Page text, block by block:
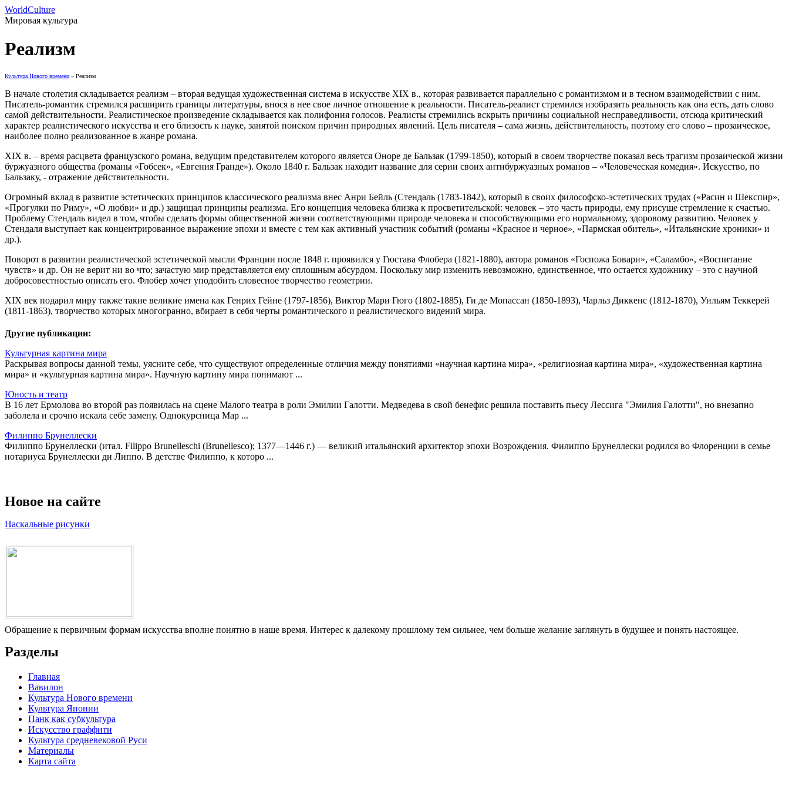
WorldCulture
Мировая культура
Реализм
Культура Нового времени » Реализм
В начале столетия складывается реализм – вторая ведущая художественная система в искусстве XIX в., которая развивается параллельно с романтизмом и в тесном взаимодействии с ним.
Писатель-романтик стремился расширить границы литературы, внося в нее свое личное отношение к реальности. Писатель-реалист стремился изобразить реальность как она есть, дать слово
самой действительности. Реалистическое произведение складывается как полифония голосов. Реалисты стремились вскрыть причины социальной несправедливости, отсюда критический
характер реалистического искусства и его близость к науке, занятой поиском причин природных явлений. Цель писателя – сама жизнь, действительность, поэтому его слово – прозаическое,
наиболее полно реализованное в жанре романа.
XIX в. – время расцвета французского романа, ведущим представителем которого является Оноре де Бальзак (1799-1850), который в своем творчестве показал весь трагизм прозаической жизни
буржуазного общества (романы «Гобсек», «Евгения Гранде»). Около 1840 г. Бальзак находит название для серии своих антибуржуазных романов – «Человеческая комедия». Искусство, по
Бальзаку, - отражение действительности.
Огромный вклад в развитие эстетических принципов классического реализма внес Анри Бейль (Стендаль (1783-1842), который в своих философско-эстетических трудах («Расин и Шекспир»,
«Прогулки по Риму», «О любви» и др.) защищал принципы реализма. Его концепция человека близка к просветительской: человек – это часть природы, ему присуще стремление к счастью.
Проблему Стендаль видел в том, чтобы сделать формы общественной жизни соответствующими природе человека и способствующими его нормальному, здоровому развитию. Человек у
Стендаля выступает как концентрированное выражение эпохи и вместе с тем как активный участник событий (романы «Красное и черное», «Пармская обитель», «Итальянские хроники» и
др.).
Поворот в развитии реалистической эстетической мысли Франции после 1848 г. проявился у Гюстава Флобера (1821-1880), автора романов «Госпожа Бовари», «Саламбо», «Воспитание
чувств» и др. Он не верит ни во что; зачастую мир представляется ему сплошным абсурдом. Поскольку мир изменить невозможно, единственное, что остается художнику – это с научной
добросовестностью описать его. Флобер хочет уподобить словесное творчество геометрии.
XIX век подарил миру также такие великие имена как Генрих Гейне (1797-1856), Виктор Мари Гюго (1802-1885), Ги де Мопассан (1850-1893), Чарльз Диккенс (1812-1870), Уильям Теккерей
(1811-1863), творчество которых многогранно, вбирает в себя черты романтического и реалистического видений мира.
Другие публикации:
Культурная картина мира
Раскрывая вопросы данной темы, уясните себе, что существуют определенные отличия между понятиями «научная картина мира», «религиозная картина мира», «художественная картина
мира» и «культурная картина мира». Научную картину мира понимают ...
Юность и театр
В 16 лет Ермолова во второй раз появилась на сцене Малого театра в роли Эмилии Галотти. Медведева в свой бенефис решила поставить пьесу Лессига "Эмилия Галотти", но внезапно
заболела и срочно искала себе замену. Однокурсница Мар ...
Филиппо Брунеллески
Филиппо Брунеллески (итал. Filippo Brunelleschi (Brunellesco); 1377—1446 г.) — великий итальянский архитектор эпохи Возрождения. Филиппо Брунеллески родился во Флоренции в семье
нотариуса Брунеллески ди Липпо. В детстве Филиппо, к которо ...
Новое на сайте
Наскальные рисунки
Обращение к первичным формам искусства вполне понятно в наше время. Интерес к далекому прошлому тем сильнее, чем больше желание заглянуть в будущее и понять настоящее.
Разделы
Главная
Вавилон
Культура Нового времени
Культура Японии
Панк как субкультура
Искусство граффити
Культура средневековой Руси
Материалы
Карта сайта